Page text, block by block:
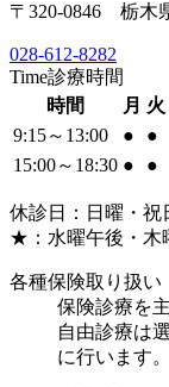
〒320-0846 栃木
028-612-8282
Time診療時間
時間
月 火
9:15～13:00
● ●
15:00～18:30 ● ●
休診日：日曜・祝
★：水曜午後・木
各種保険取り扱い
保険診療を
自由診療は
に行います。